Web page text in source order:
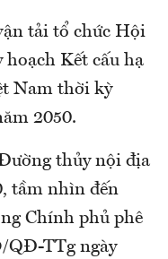
tải tổ chức Hội
Kết cấu hạ
Nam thời kỳ
2050.
thủy nội địa
tầm nhìn đến
Chính phủ phê
QĐ-TTg ngày